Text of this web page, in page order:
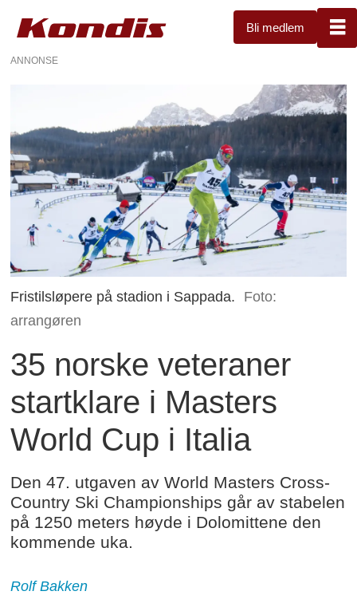
Bli medlem
ANNONSE
Fristilsløpere på stadion i Sappada.
Foto:
arrangøren
35 norske veteraner
startklare i Masters
World Cup i Italia
Den 47. utgaven av World Masters Cross-
Country Ski Championships går av stabelen
på 1250 meters høyde i Dolomittene den
kommende uka.
Rolf Bakken